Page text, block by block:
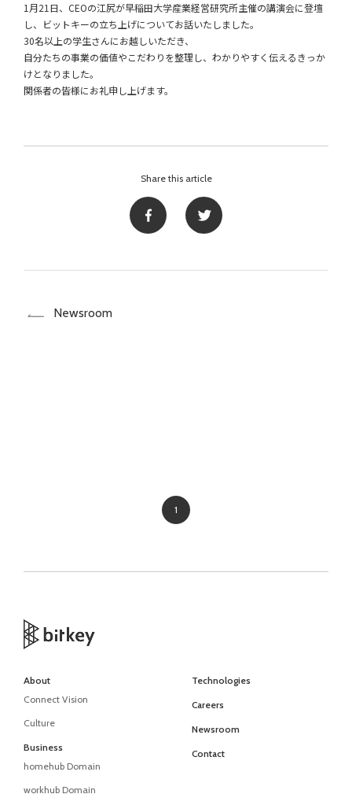
1月21日、CEOの江尻が早稲田大学産業経営研究所主催の講演会に登壇
し、ビットキーの立ち上げについてお話いたしました。
30名以上の学生さんにお越しいただき、
自分たちの事業の価値やこだわりを整理し、わかりやすく伝えるきっか
けとなりました。
関係者の皆様にお礼申し上げます。
Share this article
Newsroom
1
About
Connect Vision
Culture
Business
homehub Domain
workhub Domain
Technologies
Careers
Newsroom
Contact